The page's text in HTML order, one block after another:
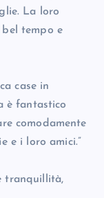
La loro
tempo e
case in
è fantastico
comodamente
e i loro amici.”
tranquillità,